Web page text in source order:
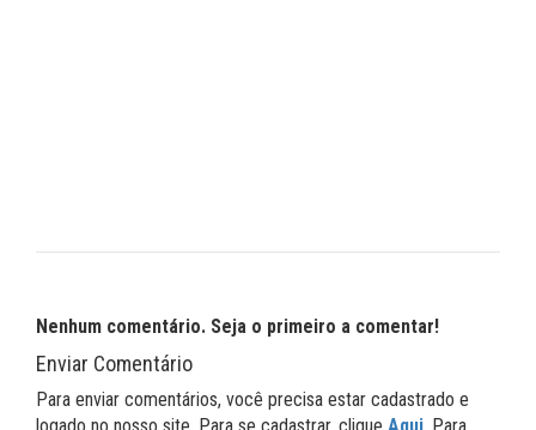
Nenhum comentário. Seja o primeiro a comentar!
Enviar Comentário
Para enviar comentários, você precisa estar cadastrado e